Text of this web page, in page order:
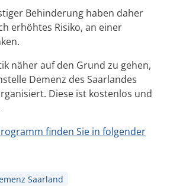
Behinderung haben daher
erhöhtes Risiko, an einer
näher auf den Grund zu gehen,
Demenz des Saarlandes
Diese ist kostenlos und
finden Sie in folgender
Saarland